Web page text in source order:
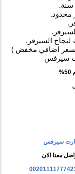
سنة.
محدود.
السيرفر.
بسعر اضافي مخفض )
سيرفس
سيرفس